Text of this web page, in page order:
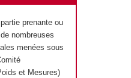
prenante ou
nombreuses
menées sous
et Mesures)